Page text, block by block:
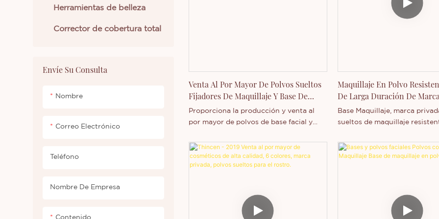
Herramientas de belleza
Corrector de cobertura total
Envíe Su Consulta
Nombre
Correo Electrónico
Teléfono
Nombre De Empresa
Contenido
resistente al agua y de larga
así que no tendrás que
bronceadora a prueba de
personalizada al por mayor
todo tipo y tono de piel, y es
Venta Al Por Mayor De Polvos Sueltos
Fijadores De Maquillaje Y Base De
Maquillaje En Polvo
Proporciona la producción y venta al
por mayor de polvos de base facial y
logotipo del empaque y diseñar la
apariencia del empaque de forma
gratuita.
Maquillaje En Polvo
De Larga Duración De
Thincen
Base Maquillaje, marca
sueltos de maquillaje
Thincen con sede en
Gracias a nuestra sólida
independiente una amplia
productos. No dude en